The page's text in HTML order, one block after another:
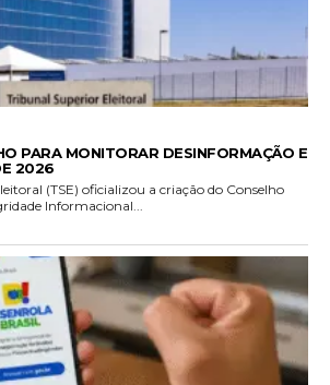
PARA MONITORAR DESINFORMAÇÃO E
2026
(TSE) oficializou a criação do Conselho
Informacional...